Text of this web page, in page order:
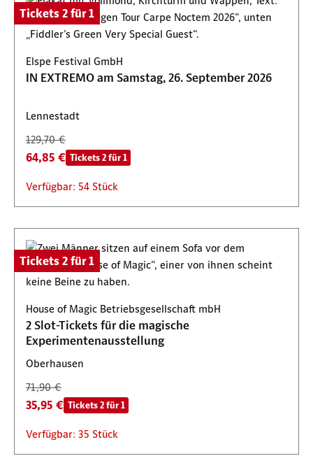
Tickets 2 für 1
Elspe Festival GmbH
IN EXTREMO am Samstag, 26. September 2026
Lennestadt
129,70 €
64,85 € Tickets 2 für 1
Verfügbar: 54 Stück
Tickets 2 für 1
House of Magic Betriebsgesellschaft mbH
2 Slot-Tickets für die magische
Experimentenausstellung
Oberhausen
71,90 €
35,95 € Tickets 2 für 1
Verfügbar: 35 Stück